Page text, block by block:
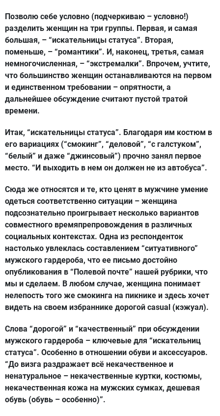
Позволю себе условно (подчеркиваю – условно!)
разделить женщин на три группы. Первая, и самая
большая, – “искательницы статуса”. Вторая,
поменьше, – “романтики”. И, наконец, третья, самая
немногочисленная, – “экстремалки”. Впрочем, учтите,
что большинство женщин останавливаются на первом
и единственном требовании – опрятности, а
дальнейшее обсуждение считают пустой тратой
времени.
Итак, “искательницы статуса”. Благодаря им костюм в
его вариациях (“смокинг”, “деловой”, “с галстуком”,
“белый” и даже “джинсовый”) прочно занял первое
место. “И выходить в нем он должен не из автобуса”.
Сюда же относятся и те, кто ценят в мужчине умение
одеться соответственно ситуации – женщина
подсознательно проигрывает несколько вариантов
совместного времяпрепровождения в различных
социальных контекстах. Одна из респонденток
настолько увлеклась составлением “ситуативного”
мужского гардероба, что ее письмо достойно
опубликования в “Полевой почте” нашей рубрики, что
мы и сделаем. В любом случае, женщина понимает
нелепость того же смокинга на пикнике и здесь хочет
видеть на своем избраннике дорогой casual (кэжуал).
Слова “дорогой” и “качественный” при обсуждении
мужского гардероба – ключевые для “искательниц
статуса”. Особенно в отношении обуви и аксессуаров.
“До визга раздражает всё некачественное и
ненатуральное – некачественные куртки, костюмы,
некачественная кожа на мужских сумках, дешевая
обувь (обувь – особенно)”.